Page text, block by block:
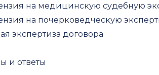
на медицинскую судебную
на почерковедческую
экспертиза договора
и ответы
ликвидности активов
права
инвестиций, бизнес проектов